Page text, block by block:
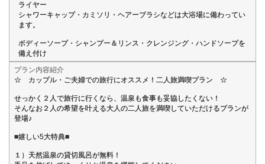
ライヤー
シャワーキャップ・カミソリ・ヘアーブラシなどは大浴場に備わってい
ます。
ボディーソープ・シャンプー＆リンス・クレンジング・ハンドソープを
備え付け
プラン内容紹介
☆ カップル・ご夫婦での旅行にオススメ！二人旅満喫プラン ☆
せっかく２人で旅行に行くなら、温泉も食事も妥協したくない！
そんなお２人の希望を叶える大人の二人旅を満喫していただけるプランが
登場♪
■嬉しい5大特典■
１）天然温泉の貸切風呂が無料！